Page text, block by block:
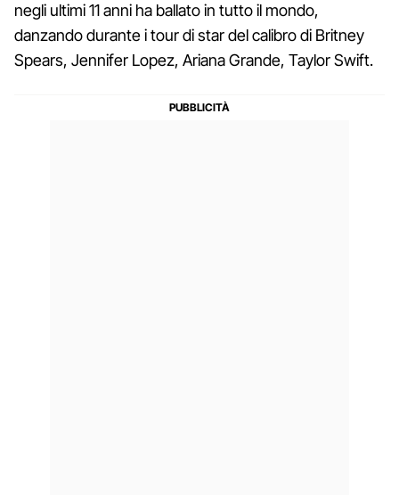
negli ultimi 11 anni ha ballato in tutto il mondo,
danzando durante i tour di star del calibro di Britney
Spears, Jennifer Lopez, Ariana Grande, Taylor Swift.